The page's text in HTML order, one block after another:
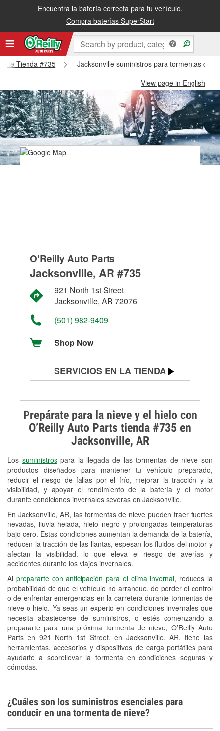
Encuentra la batería correcta para tu vehículo.
Compra baterías SuperStart
Tienda #735
Jacksonville suministros para tormentas de
View page in English
Prepárate para la nieve y el hielo con
O’Reilly Auto Parts tienda #735 en
Jacksonville, AR
Los suministrospara la llegada de las tormentas de nieve son
productos diseñados para mantener tu vehículo preparado,
reducir el riesgo de fallas por el frío, mejorar la tracción y la
visibilidad, y apoyar el rendimiento de la batería y el motor
durante condiciones invernales severas en Jacksonville.
En Jacksonville, AR, las tormentas de nieve pueden traer fuertes
nevadas, lluvia helada, hielo negro y prolongadas temperaturas
bajo cero. Estas condiciones aumentan la demanda de la batería,
reducen la tracción de las llantas, espesan los fluidos del motor y
afectan la visibilidad, lo que eleva el riesgo de averías y
accidentes durante los viajes invernales.
Al prepararte con anticipación para el clima invernal, reduces la
probabilidad de que el vehículo no arranque, de perder el control
o de enfrentar emergencias en la carretera durante tormentas de
nieve o hielo. Ya seas un experto en condiciones invernales que
necesita abastecerse de suministros, o estés comenzando a
prepararte para una próxima tormenta de nieve, O’Reilly Auto
Parts en 921 North 1st Street, en Jacksonville, AR, tiene las
herramientas, accesorios y dispositivos de carga portátiles para
ayudarte a sobrellevar la tormenta en condiciones seguras y
cómodas.
O'Reilly Auto Parts
Jacksonville, AR #735
921 North 1st Street
Jacksonville, AR 72076
(501) 982-9409
Shop Now
SERVICIOS EN LA TIENDA
Prueba de alternadores y
arrancadores
Revisión de la luz "Check Engine"
Reciclaje de baterías y aceite
Instalación de bombillas de faros
Instalación de limpiaparabrisas
Programa de Préstamo de
Herramientas
Mezcla de pinturas
Rectificación de tambores y discos de
freno
Mangueras hidráulicas a la medida
Snowstorm Supplies
Tornado Supplies
Conoce más
¿Cuáles son los suministros esenciales para
conducir en una tormenta de nieve?